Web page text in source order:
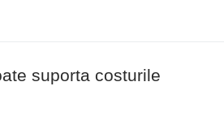
suporta costurile